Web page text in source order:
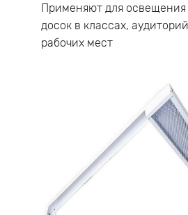
Упаковка
‣ Кронштейны для крепления
крепежей поставляется в
Применяют для
досок в классах,
рабочих мест